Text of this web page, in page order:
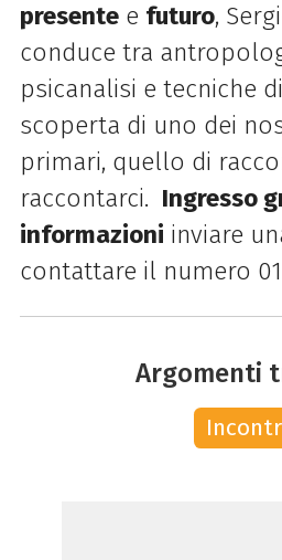
presentee futuro,
conduce tra
psicanalisi e tecniche
scoperta di uno dei
primari, quello di
raccontarci. Ingresso
informazioni inviare
contattare il numero
Argomenti